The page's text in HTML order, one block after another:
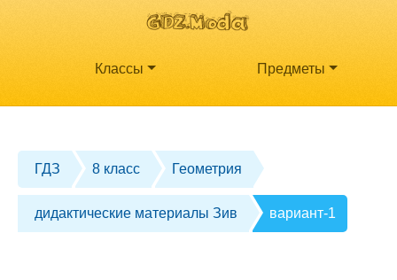
Классы Предметы
ГДЗ 8 класс Геометрия
дидактические материалы Зив вариант-1